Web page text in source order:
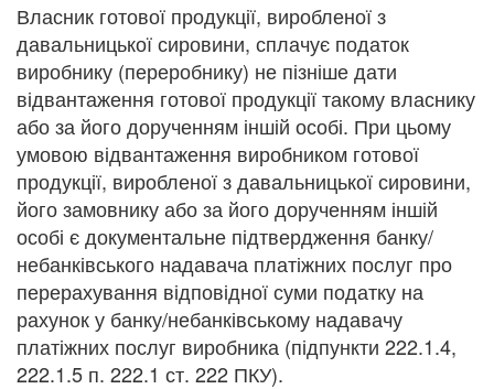
Власник готової продукції, виробленої з
давальницької сировини, сплачує податок
виробнику (переробнику) не пізніше дати
відвантаження готової продукції такому власнику
або за його дорученням іншій особі. При цьому
умовою відвантаження виробником готової
продукції, виробленої з давальницької сировини,
його замовнику або за його дорученням іншій
особі є документальне підтвердження банку/
небанківського надавача платіжних послуг про
перерахування відповідної суми податку на
рахунок у банку/небанківському надавачу
платіжних послуг виробника (підпункти 222.1.4,
222.1.5 п. 222.1 ст. 222 ПКУ).